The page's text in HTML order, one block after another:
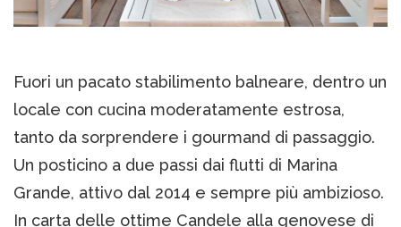
Fuori un pacato stabilimento balneare, dentro un
locale con cucina moderatamente estrosa,
tanto da sorprendere i gourmand di passaggio.
Un posticino a due passi dai flutti di Marina
Grande, attivo dal 2014 e sempre più ambizioso.
In carta delle ottime Candele alla genovese di